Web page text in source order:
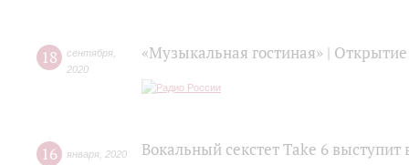
18 сентября
2020
«Музыкальная гостиная» |
16 января 2020 Вокальный секстет Take 6 выступит